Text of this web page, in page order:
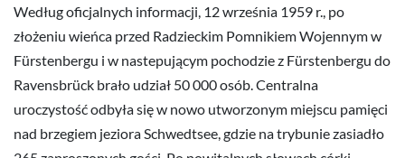
Według oficjalnych informacji, 12 września 1959 r., po
złożeniu wieńca przed Radzieckim Pomnikiem Wojennym w
Fürstenbergu i w nastepującym pochodzie z Fürstenbergu do
Ravensbrück brało udział 50 000 osób. Centralna
uroczystość odbyła się w nowo utworzonym miejscu pamięci
nad brzegiem jeziora Schwedtsee, gdzie na trybunie zasiadło